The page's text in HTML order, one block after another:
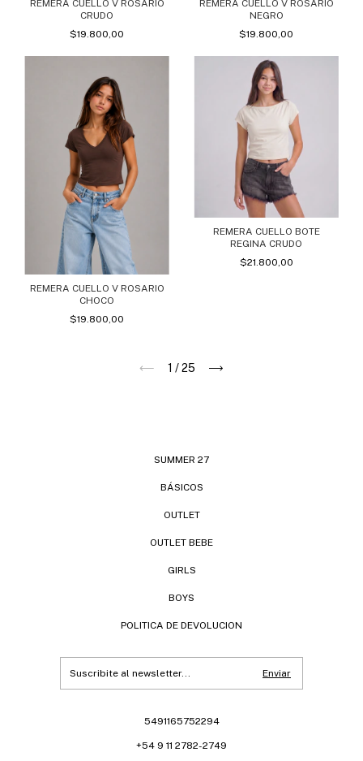
REMERA CUELLO V ROSARIO
CRUDO
$19.800,00
REMERA CUELLO V ROSARIO
NEGRO
$19.800,00
REMERA CUELLO V ROSARIO
CHOCO
$19.800,00
REMERA CUELLO BOTE
REGINA CRUDO
$21.800,00
1 /25
SUMMER 27
BÁSICOS
OUTLET
OUTLET BEBE
GIRLS
BOYS
POLITICA DE DEVOLUCION
5491165752294
+54 9 11 2782-2749